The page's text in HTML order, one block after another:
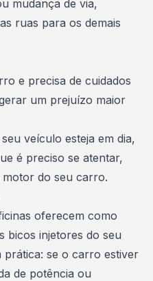
mudança de via,
ruas para os demais
e precisa de cuidados
um prejuízo maior
veículo esteja em dia,
é preciso se atentar,
motor do seu carro.
oferecem como
bicos injetores do seu
prática: se o carro estiver
de potência ou